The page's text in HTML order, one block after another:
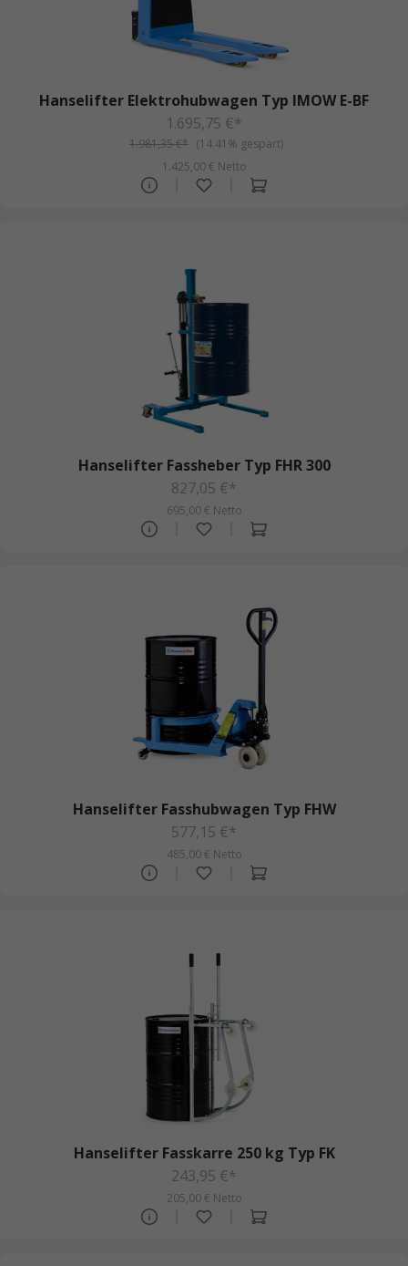
Hanselifter Elektrohubwagen Typ IMOW E-BF
1.695,75 €*
1.981,35 €* (14.41% gespart)
1.425,00 € Netto
Hanselifter Fassheber Typ FHR 300
827,05 €*
695,00 € Netto
Hanselifter Fasshubwagen Typ FHW
577,15 €*
485,00 € Netto
Hanselifter Fasskarre 250 kg Typ FK
243,95 €*
205,00 € Netto